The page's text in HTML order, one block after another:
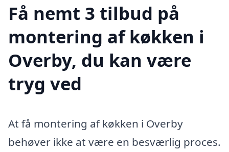
Få nemt 3 tilbud på
montering af køkken i
Overby, du kan være
tryg ved
At få montering af køkken i Overby
behøver ikke at være en besværlig proces.